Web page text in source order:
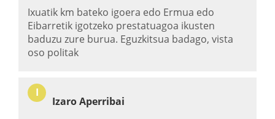
Ixuatik km bateko igoera edo Ermua edo
Eibarretik igotzeko prestatuagoa ikusten
baduzu zure burua. Eguzkitsua badago, vista
oso politak
I
Izaro Aperribai